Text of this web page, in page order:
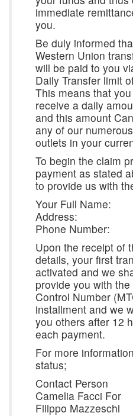
immediate
you.
Be duly informed
Western Union
will be paid to you
Daily Transfer limit
This means that
receive a daily
and this amount
any of our
outlets in your
To begin the claim
payment as stated
to provide us with
Your Full Name:
Address:
Phone Number:
Upon the receipt of
details, your first
activated and we
provide you with
Control Number
installment and we
you others after 12
each payment.
For more
status;
Contact Person
Camelia Facci For
Filippo Mazzeschi